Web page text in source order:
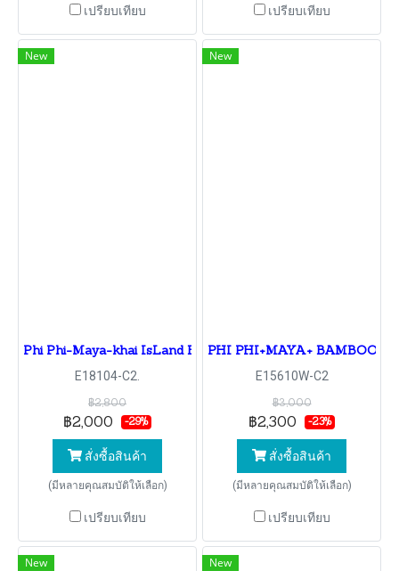
เปรียบเทียบ เปรียบเทียบ
New
Phi Phi-Maya-khai IsLand By Speed Catamaran
E18104-C2.
฿2,800
฿2,000 -29%
สั่งซื้อสินค้า
(มีหลายคุณสมบัติให้เลือก)
เปรียบเทียบ
New
PHI PHI+MAYA+
E15610W-C2
฿3,000
฿2,300 -23%
สั่งซื้อสินค้า
(มีหลายคุณสมบัติให้เลือก)
เปรียบเทียบ
New New